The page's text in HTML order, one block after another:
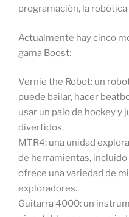
programación, la
Actualmente hay cinco
gama Boost:
Vernie the Robot: un
puede bailar, hacer
usar un palo de hockey y
divertidos.
MTR4: una unidad
de herramientas,
ofrece una variedad de
exploradores.
Guitarra 4000: un